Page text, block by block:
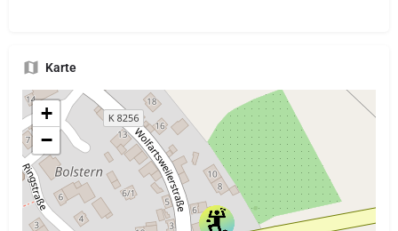
Karte
+
−